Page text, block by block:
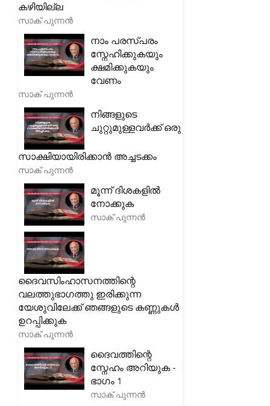
കഴിയില്ല
സാക് പുന്നൻ
നാം പരസ്പരം
സ്നേഹിക്കുകയും
ക്ഷമിക്കുകയും
വേണം
സാക് പുന്നൻ
നിങ്ങളുടെ
ചുറ്റുമുള്ളവർക്ക് ഒരു
സാക്ഷിയായിരിക്കാൻ അച്ചടക്കം
സാക് പുന്നൻ
മൂന്ന് ദിശകളിൽ
നോക്കുക
സാക് പുന്നൻ
ദൈവസിംഹാസനത്തിന്റെ
വലത്തുഭാഗത്തു ഇരിക്കുന്ന
യേശുവിലേക്ക് ഞങ്ങളുടെ കണ്ണുകൾ
ഉറപ്പിക്കുക
സാക് പുന്നൻ
ദൈവത്തിന്റെ
സ്നേഹം അറിയുക -
ഭാഗം 1
സാക് പുന്നൻ